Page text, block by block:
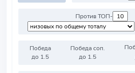
Против ТОП-
Победа
до 1.5
Победа соп.
до 1.5